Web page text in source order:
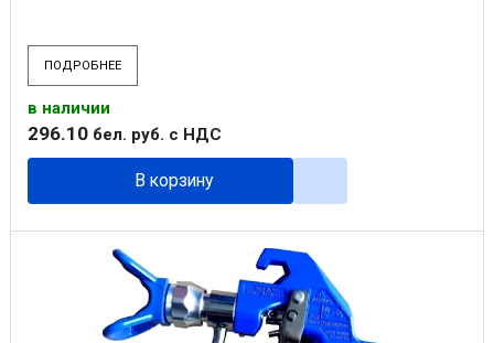
ПОДРОБНЕЕ
в наличии
296.10 бел. руб. с НДС
В корзину